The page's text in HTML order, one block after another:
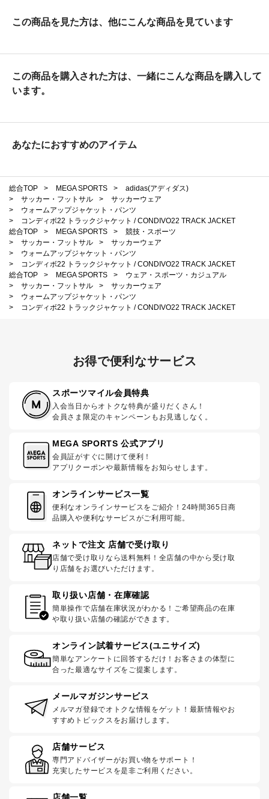
この商品を見た方は、他にこんな商品を見ています
この商品を購入された方は、一緒にこんな商品を購入して
います。
あなたにおすすめのアイテム
総合TOP > MEGA SPORTS >
adidas(アディダス)
>
サッカー・フットサル >
サッカーウェア
>
ウォームアップジャケット・パンツ
>
コンディボ22 トラックジャケット / CONDIVO22 TRACK JACKET
総合TOP
> MEGA SPORTS >
競技・スポーツ
>
サッカー・フットサル >
サッカーウェア
>
ウォームアップジャケット・パンツ
>
コンディボ22 トラックジャケット / CONDIVO22 TRACK JACKET
総合TOP
> MEGA SPORTS >
ウェア・スポーツ・カジュアル
>
サッカー・フットサル >
サッカーウェア
>
ウォームアップジャケット・パンツ
>
コンディボ22 トラックジャケット / CONDIVO22 TRACK JACKET
お得で便利なサービス
スポーツマイル会員特典
入会当日からオトクな特典が盛りだくさん！
会員さま限定のキャンペーンもお見逃しなく。
MEGA SPORTS 公式アプリ
会員証がすぐに開けて便利！
アプリクーポンや最新情報をお知らせします。
オンラインサービス一覧
便利なオンラインサービスをご紹介！24時間365日商
品購入や便利なサービスがご利用可能。
ネットで注文 店舗で受け取り
店舗で受け取りなら送料無料！全店舗の中から受け取
り店舗をお選びいただけます。
取り扱い店舗・在庫確認
簡単操作で店舗在庫状況がわかる！ご希望商品の在庫
や取り扱い店舗の確認ができます。
オンライン試着サービス(ユニサイズ)
簡単なアンケートに回答するだけ！お客さまの体型に
合った最適なサイズをご提案します。
メールマガジンサービス
メルマガ登録でオトクな情報をゲット！最新情報やお
すすめトピックスをお届けします。
店舗サービス
専門アドバイザーがお買い物をサポート！
充実したサービスを是非ご利用ください。
店舗一覧